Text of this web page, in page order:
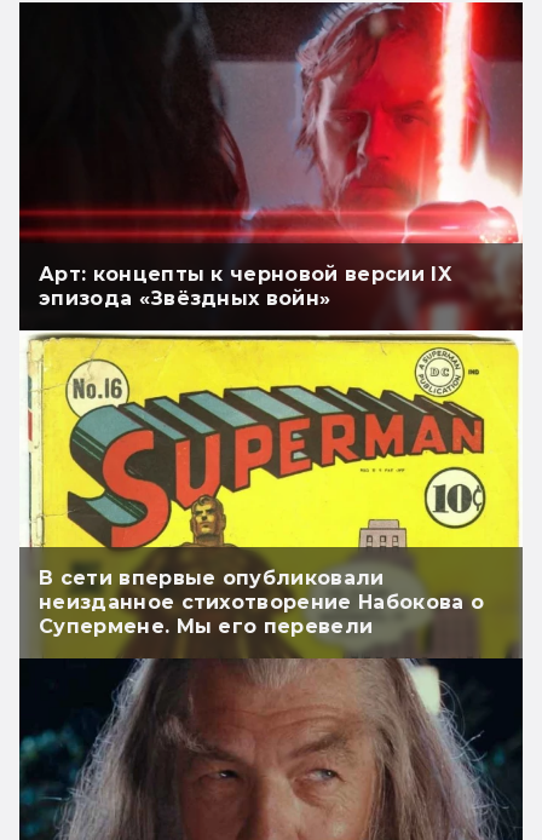
Арт: концепты к черновой версии IX
эпизода «Звёздных войн»
В сети впервые опубликовали
неизданное стихотворение Набокова о
Супермене. Мы его перевели